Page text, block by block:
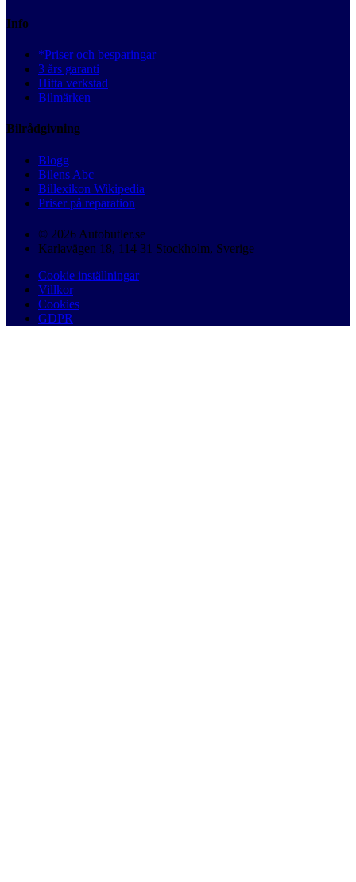
Info
*Priser och besparingar
3 års garanti
Hitta verkstad
Bilmärken
Bilrådgivning
Blogg
Bilens Abc
Billexikon Wikipedia
Priser på reparation
© 2026 Autobutler.se
Karlavägen 18, 114 31 Stockholm, Sverige
Cookie inställningar
Villkor
Cookies
GDPR